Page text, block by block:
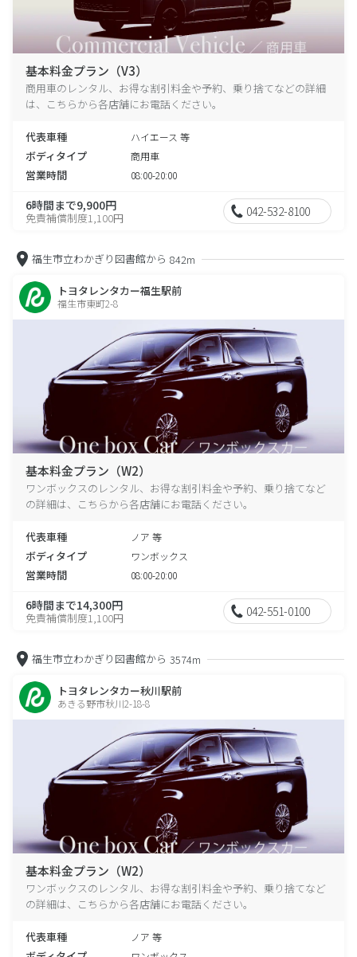
基本料金プラン（V3）
商用車のレンタル、お得な割引料金や予約、乗り捨てなどの詳細
は、こちらから各店舗にお電話ください。
代表車種 ハイエース 等
ボディタイプ 商用車
営業時間 08:00-20:00
6時間まで9,900円
免責補償制度1,100円 042-532-8100
福生市立わかぎり図書館から 842m
トヨタレンタカー福生駅前
福生市東町2-8
基本料金プラン（W2）
ワンボックスのレンタル、お得な割引料金や予約、乗り捨てなど
の詳細は、こちらから各店舗にお電話ください。
代表車種 ノア 等
ボディタイプ ワンボックス
営業時間 08:00-20:00
6時間まで14,300円
免責補償制度1,100円 042-551-0100
福生市立わかぎり図書館から 3574m
トヨタレンタカー秋川駅前
あきる野市秋川2-18-8
基本料金プラン（W2）
ワンボックスのレンタル、お得な割引料金や予約、乗り捨てなど
の詳細は、こちらから各店舗にお電話ください。
代表車種 ノア 等